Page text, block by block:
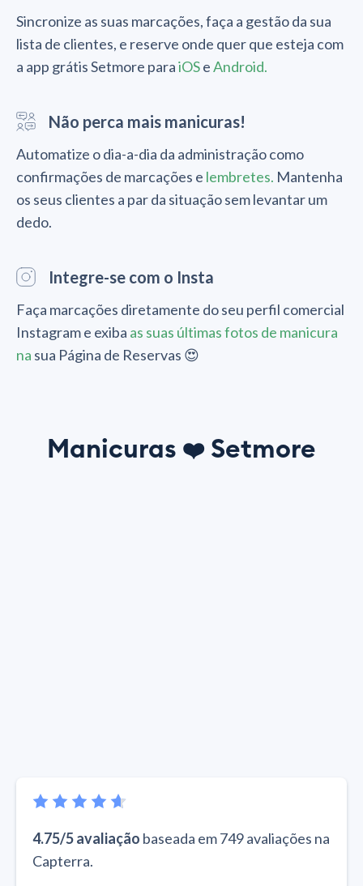
Sincronize as suas marcações, faça a gestão da sua
lista de clientes, e reserve onde quer que esteja com
a app grátis Setmore paraiOSeAndroid.
Não perca mais manicuras!
Automatize o dia-a-dia da administração como
confirmações de marcações e lembretes. Mantenha
os seus clientes a par da situação sem levantar um
dedo.
Integre-se com o Insta
Faça marcações diretamente do seu perfil comercial
Instagram e exiba as suas últimas fotos de manicura
na sua Página de Reservas 😍
Manicuras ❤️ Setmore
4.75/5 avaliação baseada em 749 avaliações na
Capterra.